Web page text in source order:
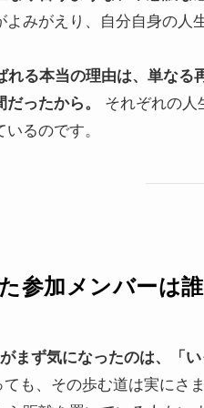
みがえり、自分自身の人
れる本当の理由は、単な
ったから。
それぞれの人
るのです。
参加メンバーは
まず気になったのは、「
も、その歩む道は実にさ